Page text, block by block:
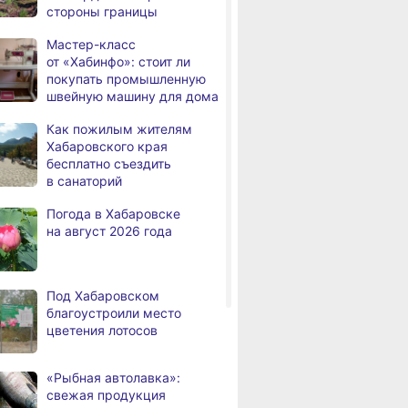
с инвалидностью
в Хабаровском крае
Магнитные бури,
радиационный фон и пробки
Какой сегодня день: День
маяка
в этом году подали свыше
100 тысяч заявлений
медалями «За спасение
на пожаре»
по нацпроекту капитально
ремонтируют кровлю Дома
культуры
стороны границы
Мастер-класс
от «Хабинфо»: стоит ли
покупать промышленную
швейную машину для дома
Как пожилым жителям
Хабаровского края
бесплатно съездить
в санаторий
Погода в Хабаровске
на август 2026 года
Под Хабаровском
благоустроили место
цветения лотосов
«Рыбная автолавка»:
свежая продукция